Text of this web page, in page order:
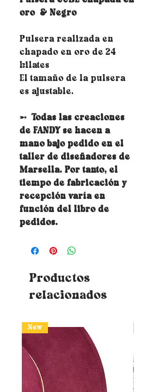
oro
& Negro
Pulsera realizada en
chapado en oro de 24
kilates
El tamaño de la pulsera
es ajustable.
➵ Todas las creaciones
de FANDY se hacen a
mano bajo pedido en el
taller de diseñadores de
Marsella. Por tanto, el
tiempo de fabricación y
recepción varía en
función del libro de
pedidos.
Productos
relacionados
New